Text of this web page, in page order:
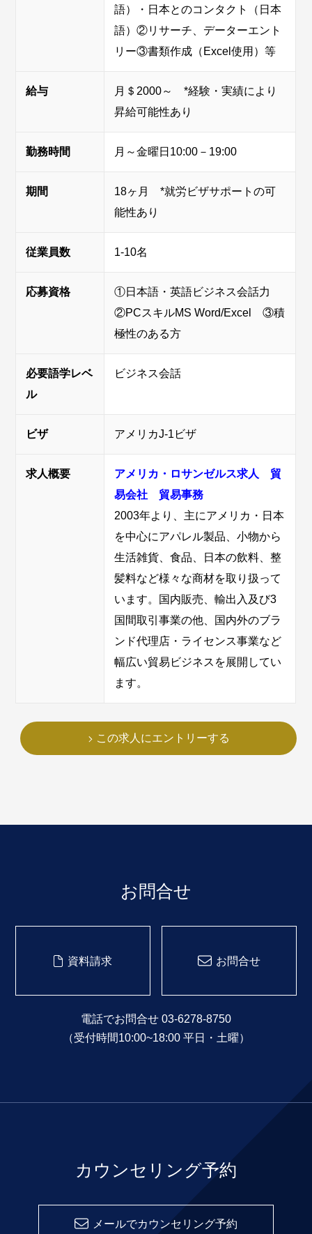
語）・日本とのコンタクト（日本
語）②リサーチ、データーエント
リー③書類作成（Excel使用）等
給与
月＄2000～ *経験・実績により
昇給可能性あり
勤務時間 月～金曜日10:00－19:00
期間
18ヶ月 *就労ビザサポートの可
能性あり
従業員数 1-10名
応募資格
①日本語・英語ビジネス会話力
②PCスキルMS Word/Excel ③積
極性のある方
必要語学レベ
ル
ビジネス会話
ビザ アメリカJ-1ビザ
求人概要
アメリカ・ロサンゼルス求人 貿
易会社 貿易事務
2003年より、主にアメリカ・日本
を中心にアパレル製品、小物から
生活雑貨、食品、日本の飲料、整
髪料など様々な商材を取り扱って
います。国内販売、輸出入及び3
国間取引事業の他、国内外のブラ
ンド代理店・ライセンス事業など
幅広い貿易ビジネスを展開してい
ます。
この求人にエントリーする
お問合せ
資料請求 お問合せ
電話でお問合せ 03-6278-8750
（受付時間10:00~18:00 平日・土曜）
カウンセリング予約
メールでカウンセリング予約